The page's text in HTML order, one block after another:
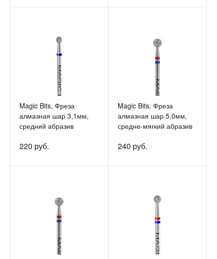
Magic Bits, Фреза
алмазная шар 3,1мм,
средний абразив
220 руб.
Magic Bits, Фреза
алмазная шар 5,0мм,
средне-мягкий абразив
240 руб.